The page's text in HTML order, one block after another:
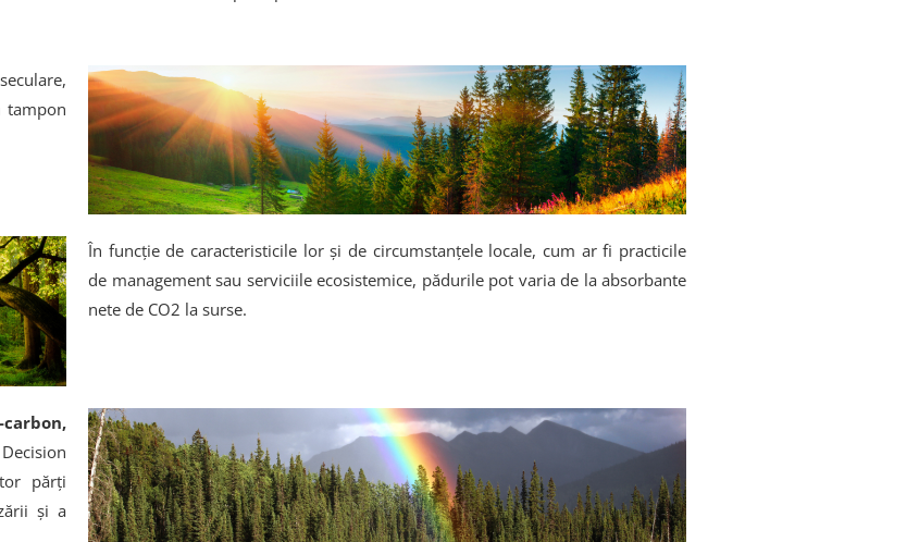
tampon
În funcție de caracteristicile lor și de circumstanțele locale, cum ar fi practicile
de management sau serviciile ecosistemice, pădurile pot varia de la absorbante
nete de CO2 la surse.
părți
și a